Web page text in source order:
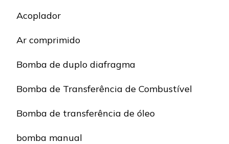
Acoplador
Ar comprimido
Bomba de duplo diafragma
Bomba de Transferência de Combustível
Bomba de transferência de óleo
bomba manual